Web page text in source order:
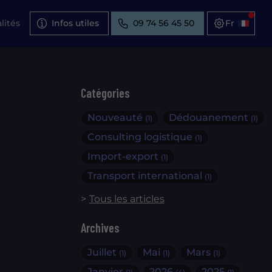
Infos utiles 09 74 56 45 50
Catégories
Nouveauté (1) Dédouanement (1)
Consulting logistique (1)
Import-export (1)
Transport international (1)
Tous les articles
Archives
Juillet (1) Mai (1) Mars (1)